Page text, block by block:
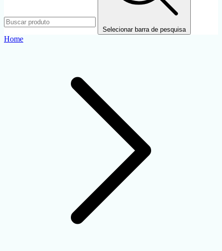
Selecionar barra de pesquisa
Home